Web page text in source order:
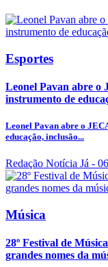
Esportes
Leonel Pavan abre o
instrumento de
Leonel Pavan abre o
educação, inclusão...
Redação Notícia Já -
Música
28º Festival de
grandes nomes da